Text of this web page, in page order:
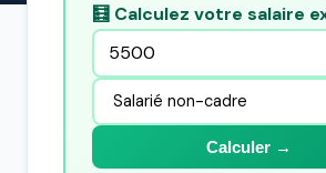
🧮 Calculez votre salaire
Calculer →